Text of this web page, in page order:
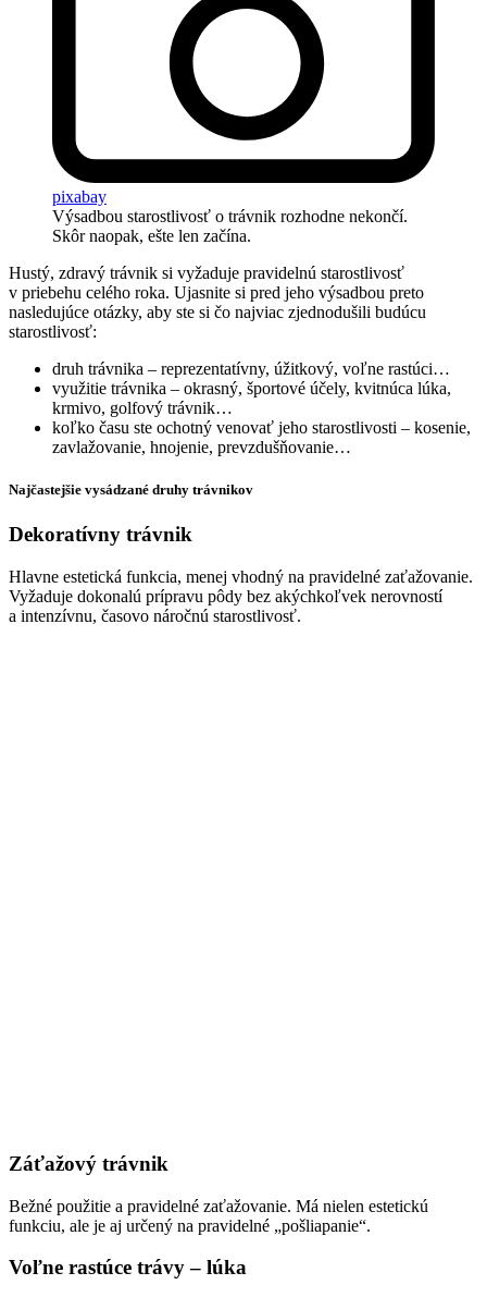
pixabay
Výsadbou starostlivosť o trávnik rozhodne nekončí.
Skôr naopak, ešte len začína.
Hustý, zdravý trávnik si vyžaduje pravidelnú starostlivosť
v priebehu celého roka. Ujasnite si pred jeho výsadbou preto
nasledujúce otázky, aby ste si čo najviac zjednodušili budúcu
starostlivosť:
druh trávnika – reprezentatívny, úžitkový, voľne rastúci…
využitie trávnika – okrasný, športové účely, kvitnúca lúka,
krmivo, golfový trávnik…
koľko času ste ochotný venovať jeho starostlivosti – kosenie,
zavlažovanie, hnojenie, prevzdušňovanie…
Najčastejšie vysádzané druhy trávnikov
Dekoratívny trávnik
Hlavne estetická funkcia, menej vhodný na pravidelné zaťažovanie.
Vyžaduje dokonalú prípravu pôdy bez akýchkoľvek nerovností
a intenzívnu, časovo náročnú starostlivosť.
Záťažový trávnik
Bežné použitie a pravidelné zaťažovanie. Má nielen estetickú
funkciu, ale je aj určený na pravidelné „pošliapanie“.
Voľne rastúce trávy – lúka